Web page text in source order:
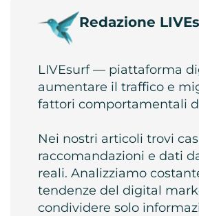
Redazione
LIVEsurf — piattaforma
aumentare il traffico e
fattori comportamentali
Nei nostri articoli trovi
raccomandazioni e dati
reali. Analizziamo
tendenze del digital
condividere solo